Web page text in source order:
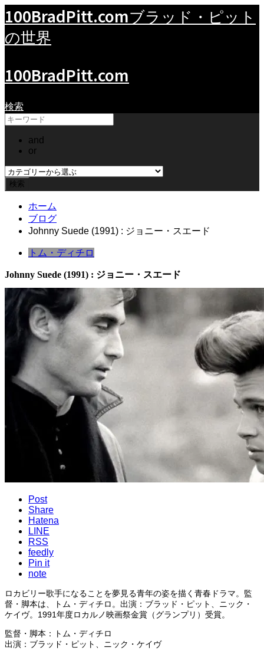
100BradPitt.comブラッド・ピット
の世界
100BradPitt.com
検索
and
or
ホーム
ブログ
Johnny Suede (1991) : ジョニー・スエード
トム・ディチロ
Johnny Suede (1991) : ジョニー・スエード
Post
Share
Hatena
LINE
RSS
feedly
Pin it
note
ロカビリー歌手になることを夢見る青年の姿を描く青春ドラマ。監
督・脚本は、トム・ディチロ。出演：ブラッド・ピット、ニック・
ケイヴ。1991年度ロカルノ映画祭金賞（グランプリ）受賞。
監督・脚本：トム・ディチロ
出演：ブラッド・ピット、ニック・ケイヴ